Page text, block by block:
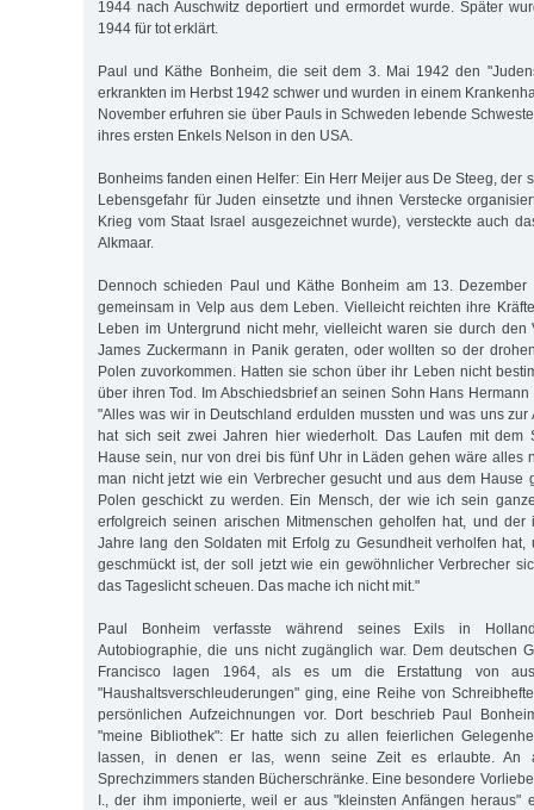
1944 nach Auschwitz deportiert und ermordet wurde. Später
1944 für tot erklärt.
Paul und Käthe Bonheim, die seit dem 3. Mai 1942 den
erkrankten im Herbst 1942 schwer und wurden in einem
November erfuhren sie über Pauls in Schweden lebende
ihres ersten Enkels Nelson in den USA.
Bonheims fanden einen Helfer: Ein Herr Meijer aus De Steeg, der
Lebensgefahr für Juden einsetzte und ihnen Verstecke
Krieg vom Staat Israel ausgezeichnet wurde), versteckte auch
Alkmaar.
Dennoch schieden Paul und Käthe Bonheim am 13. Dezember
gemeinsam in Velp aus dem Leben. Vielleicht reichten ihre
Leben im Untergrund nicht mehr, vielleicht waren sie durch den
James Zuckermann in Panik geraten, oder wollten so der
Polen zuvorkommen. Hatten sie schon über ihr Leben nicht
über ihren Tod. Im Abschiedsbrief an seinen Sohn Hans
"Alles was wir in Deutschland erdulden mussten und was uns zur
hat sich seit zwei Jahren hier wiederholt. Das Laufen mit dem
Hause sein, nur von drei bis fünf Uhr in Läden gehen wäre alles
man nicht jetzt wie ein Verbrecher gesucht und aus dem Hause
Polen geschickt zu werden. Ein Mensch, der wie ich sein
erfolgreich seinen arischen Mitmenschen geholfen hat, und
Jahre lang den Soldaten mit Erfolg zu Gesundheit verholfen hat,
geschmückt ist, der soll jetzt wie ein gewöhnlicher Verbrecher
das Tageslicht scheuen. Das mache ich nicht mit."
Paul Bonheim verfasste während seines Exils in
Autobiographie, die uns nicht zugänglich war. Dem deutschen
Francisco lagen 1964, als es um die Erstattung von
"Haushaltsverschleuderungen" ging, eine Reihe von
persönlichen Aufzeichnungen vor. Dort beschrieb Paul
"meine Bibliothek": Er hatte sich zu allen feierlichen
lassen, in denen er las, wenn seine Zeit es erlaubte. An
Sprechzimmers standen Bücherschränke. Eine besondere
I., der ihm imponierte, weil er aus "kleinsten Anfängen heraus"